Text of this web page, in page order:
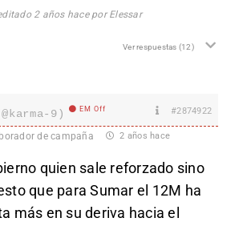
2 años hace por Elessar
Ver respuestas (12)
9) EM Off #2874922
de campaña 2 años hace
quien sale reforzado sino
que para Sumar el 12M ha
más en su deriva hacia el